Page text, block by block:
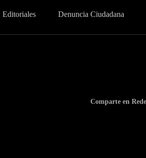
Editoriales Denuncia Ciudadana
Comparte en